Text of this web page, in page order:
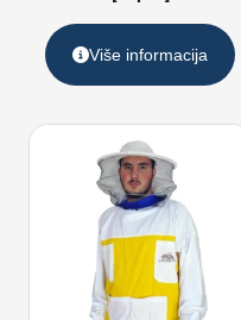
Više informacija